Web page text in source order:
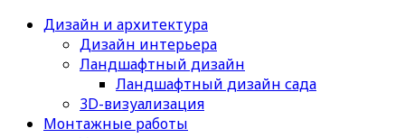
Дизайн и архитектура
Дизайн интерьера
Ландшафтный дизайн
Ландшафтный дизайн сада
3D-визуализация
Монтажные работы